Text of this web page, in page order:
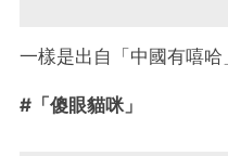
一樣是出自「中國有嘻
#「傻眼貓咪」